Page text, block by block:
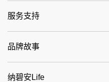
服务支持
品牌故事
纳碧安Life